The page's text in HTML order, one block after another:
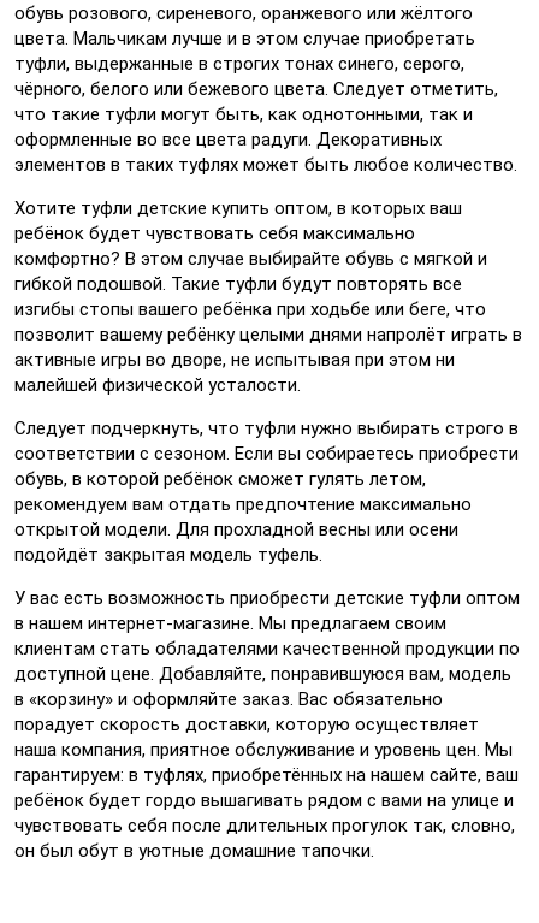
обувь розового, сиреневого, оранжевого или жёлтого
цвета. Мальчикам лучше и в этом случае приобретать
туфли, выдержанные в строгих тонах синего, серого,
чёрного, белого или бежевого цвета. Следует отметить,
что такие туфли могут быть, как однотонными, так и
оформленные во все цвета радуги. Декоративных
элементов в таких туфлях может быть любое количество.
Хотите туфли детские купить оптом, в которых ваш
ребёнок будет чувствовать себя максимально
комфортно? В этом случае выбирайте обувь с мягкой и
гибкой подошвой. Такие туфли будут повторять все
изгибы стопы вашего ребёнка при ходьбе или беге, что
позволит вашему ребёнку целыми днями напролёт играть в
активные игры во дворе, не испытывая при этом ни
малейшей физической усталости.
Следует подчеркнуть, что туфли нужно выбирать строго в
соответствии с сезоном. Если вы собираетесь приобрести
обувь, в которой ребёнок сможет гулять летом,
рекомендуем вам отдать предпочтение максимально
открытой модели. Для прохладной весны или осени
подойдёт закрытая модель туфель.
У вас есть возможность приобрести детские туфли оптом
в нашем интернет-магазине. Мы предлагаем своим
клиентам стать обладателями качественной продукции по
доступной цене. Добавляйте, понравившуюся вам, модель
в «корзину» и оформляйте заказ. Вас обязательно
порадует скорость доставки, которую осуществляет
наша компания, приятное обслуживание и уровень цен. Мы
гарантируем: в туфлях, приобретённых на нашем сайте, ваш
ребёнок будет гордо вышагивать рядом с вами на улице и
чувствовать себя после длительных прогулок так, словно,
он был обут в уютные домашние тапочки.